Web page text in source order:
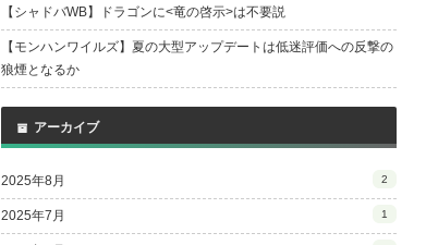
【シャドバWB】ドラゴンに<竜の啓示>は不要説
【モンハンワイルズ】夏の大型アップデートは低迷評価への反撃の
狼煙となるか
アーカイブ
2025年8月 2
2025年7月 1